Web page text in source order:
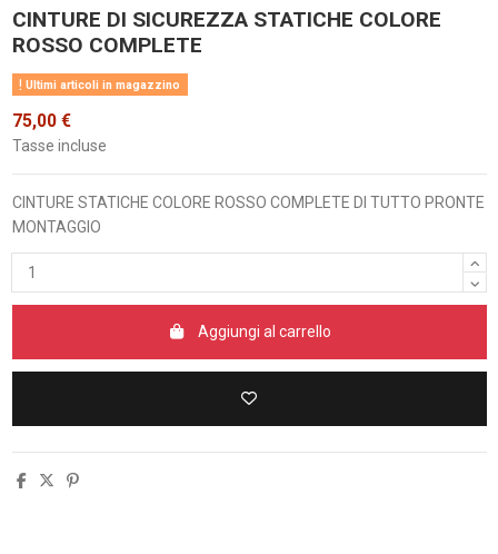
CINTURE DI SICUREZZA STATICHE COLORE
ROSSO COMPLETE
Ultimi articoli in magazzino
75,00 €
Tasse incluse
CINTURE STATICHE COLORE ROSSO COMPLETE DI TUTTO PRONTE
MONTAGGIO
Aggiungi al carrello